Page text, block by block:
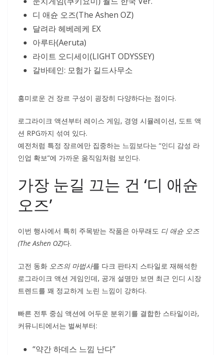
디 애슌 오즈(The Ashen OZ)
달려라 헤베레케 EX
아루타(Aeruta)
라이트 오디세이(LIGHT ODYSSEY)
갈바테인: 모험가 길드사무소
흥미로운 건 장르 구성이 굉장히 다양하다는 점이다.
로그라이크 액션부터 레이스 게임, 경영 시뮬레이션, 도트 액
션 RPG까지 섞여 있다.
예전처럼 특정 장르에만 집중하는 느낌보다는 “인디 감성 라
인업 확보”에 가까운 움직임처럼 보인다.
가장 눈길 끄는 건 ‘디 애슌
오즈’
이번 행사에서 특히 주목받는 작품은 아무래도 디 애슌 오즈
(The Ashen OZ)다.
고전 동화 오즈의 마법사를 다크 판타지 스타일로 재해석한
로그라이크 액션 게임인데, 공개 설명만 보면 최근 인디 시장
트렌드를 꽤 정교하게 노린 느낌이 강하다.
빠른 전투 중심 액션에 어두운 분위기를 결합한 스타일이라,
커뮤니티에서는 벌써부터:
“약간 하데스 느낌 난다”